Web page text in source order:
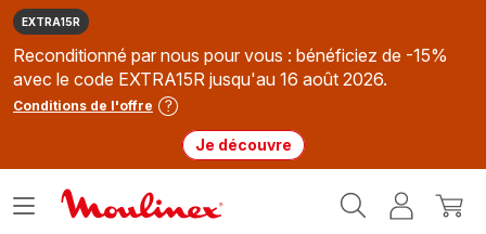
EXTRA15R
Reconditionné par nous pour vous : bénéficiez de -15%
avec le code EXTRA15R jusqu'au 16 août 2026.
Conditions de l'offre
Je découvre
MonMon
Ouvrir